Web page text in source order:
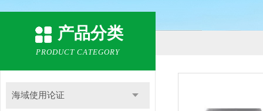
产品分类
PRODUCT CATEGORY
海域使用论证